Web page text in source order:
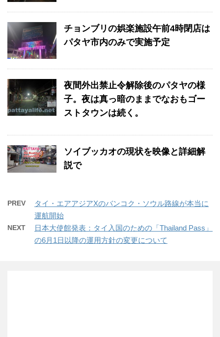
チョンブリの娯楽施設午前4時閉店は
パタヤ市内のみで実施予定
夜間外出禁止令解除後のパタヤの様
子。夜は真っ暗のままでなおもゴー
ストタウンは続く。
ソイブッカオの現状を映像と詳細解
説で
PREV
タイ・エアアジアXのバンコク・ソウル路線が本当に
運航開始
NEXT
日本大使館発表：タイ入国のための「Thailand Pass」
の6月1日以降の運用方針の変更について